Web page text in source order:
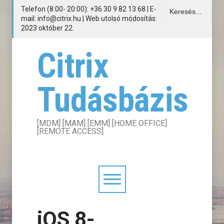
Telefon (8:00- 20:00): +36 30 9 82 13 68 | E-
mail: info@citrix.hu | Web utolsó módosítás:
2023 október 22.
Citrix
Tudásbázis
[MDM] [MAM] [EMM] [HOME OFFICE]
[REMOTE ACCESS]